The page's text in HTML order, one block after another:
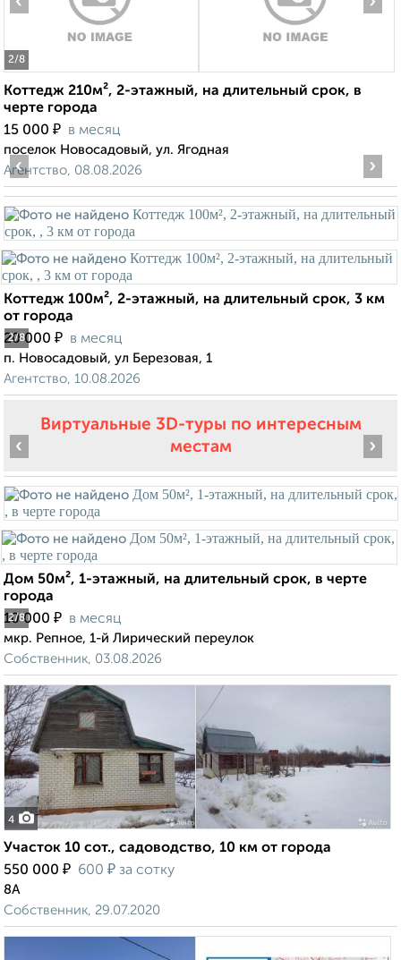
2/8
Коттедж 210м², 2-этажный, на длительный срок, в
черте города
15 000 ₽ в месяц
поселок Новосадовый, ул. Ягодная
Агентство, 08.08.2026
2/8
‹ ›
Коттедж 100м², 2-этажный, на длительный срок, 3 км
от города
20 000 ₽ в месяц
п. Новосадовый, ул Березовая, 1
Агентство, 10.08.2026
Виртуальные 3D-туры по интересным
местам
2/8
‹ ›
Дом 50м², 1-этажный, на длительный срок, в черте
города
10 000 ₽ в месяц
мкр. Репное, 1-й Лирический переулок
Собственник, 03.08.2026
4
Участок 10 сот., садоводство, 10 км от города
550 000 ₽ 600 ₽ за сотку
8А
Собственник, 29.07.2020